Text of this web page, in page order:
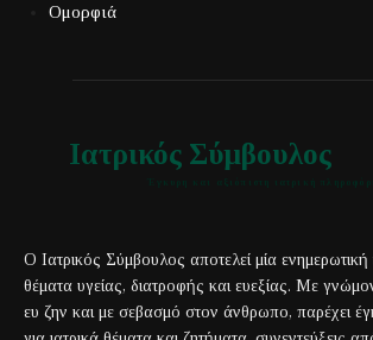
Ομορφιά
Ιατρικός Σύμβουλος
Ο Ιατρικός Σύμβουλος αποτελεί μία ενημερωτική
θέματα υγείας, διατροφής και ευεξίας. Με
ευ ζην και με σεβασμό στον άνθρωπο, παρέχει